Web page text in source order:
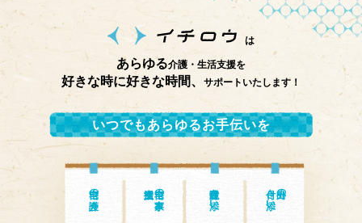
は
あらゆる介護・生活支援を
好きな時に好きな時間、 サポートいたします！
いつでもあらゆるお手伝いを
自宅の介護 自宅の家事・ 通院付き添い 外出の
付き添い